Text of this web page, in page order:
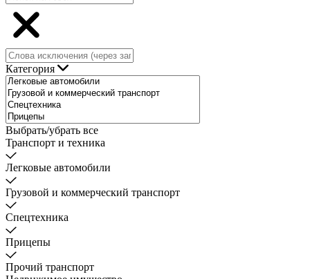
Категория
Выбрать/убрать все
Транспорт и техника
Легковые автомобили
Грузовой и коммерческий транспорт
Спецтехника
Прицепы
Прочий транспорт